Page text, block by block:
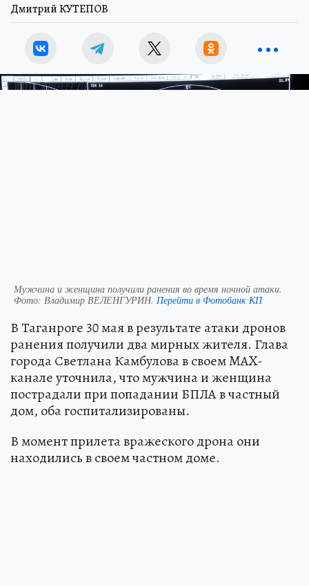
Дмитрий КУТЕПОВ
Мужчина и женщина получили ранения во время ночной атаки.
Фото: Владимир ВЕЛЕНГУРИН. Перейти в Фотобанк КП
В Таганроге 30 мая в результате атаки дронов
ранения получили два мирных жителя. Глава
города Светлана Камбулова в своем MAX-
канале уточнила, что мужчина и женщина
пострадали при попадании БПЛА в частный
дом, оба госпитализированы.
В момент прилета вражеского дрона они
находились в своем частном доме.